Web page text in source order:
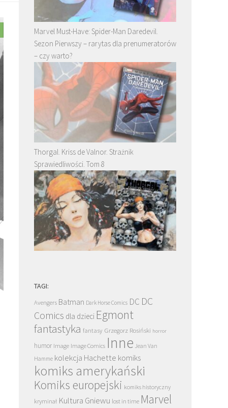
Marvel Must-Have: Spider-Man Daredevil.
Sezon Pierwszy – rarytas dla prenumeratorów
– czy warto?
Thorgal. Kriss de Valnor. Strażnik
Sprawiedliwości. Tom 8
TAGI:
Avengers Batman Dark Horse Comics DC DC
Comics dla dzieci Egmont
fantastyka fantasy Grzegorz Rosiński horror
humor Image Image Comics Inne Jean Van
Hamme kolekcja Hachette komiks
komiks amerykański
Komiks europejski komiks historyczny
kryminał Kultura Gniewu lost in time Marvel